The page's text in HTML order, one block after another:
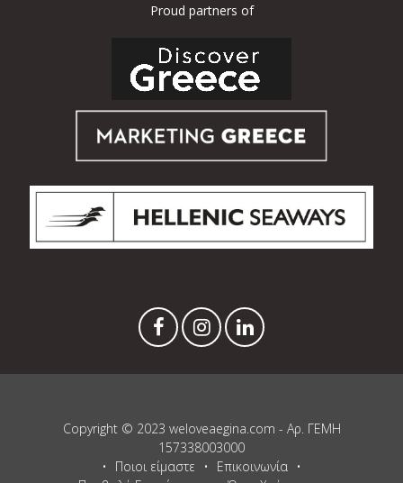
Proud partners of
Copyright © 2023 weloveaegina.com - Αρ. ΓΕΜΗ
157338003000
Ποιοι είμαστε
Επικοινωνία